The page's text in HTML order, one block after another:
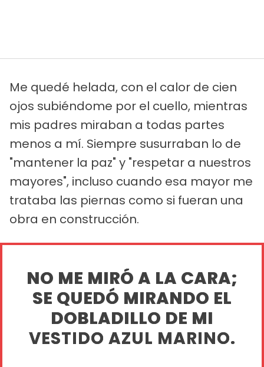
Me quedé helada, con el calor de cien
ojos subiéndome por el cuello, mientras
mis padres miraban a todas partes
menos a mí. Siempre susurraban lo de
"mantener la paz" y "respetar a nuestros
mayores", incluso cuando esa mayor me
trataba las piernas como si fueran una
obra en construcción.
NO ME MIRÓ A LA CARA;
SE QUEDÓ MIRANDO EL
DOBLADILLO DE MI
VESTIDO AZUL MARINO.